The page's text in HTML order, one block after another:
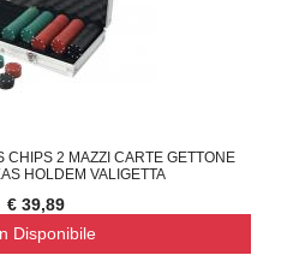
CHIPS 2 MAZZI CARTE GETTONE
HOLDEM VALIGETTA
€ 39,89
Disponibile